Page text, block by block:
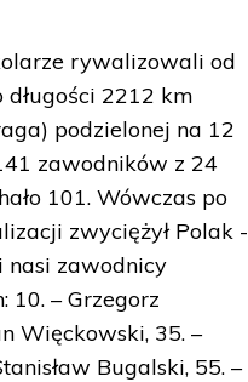
rywalizowali od
2212 km
podzielonej na 12
zawodników z 24
101. Wówczas po
zwyciężył Polak -
nasi zawodnicy
10. – Grzegorz
Więckowski, 35. –
Bugalski, 55. –